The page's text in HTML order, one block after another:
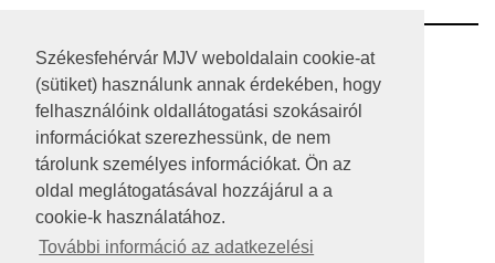
Székesfehérvár MJV weboldalain cookie-at
(sütiket) használunk annak érdekében, hogy
felhasználóink oldallátogatási szokásairól
információkat szerezhessünk, de nem
tárolunk személyes információkat. Ön az
oldal meglátogatásával hozzájárul a a
cookie-k használatához.
További információ az adatkezelési
RSS
A HONLAP 2017.03.31-I ÁLLAPOTA
JOGI NYILATKOZAT
IMPRESSZUM